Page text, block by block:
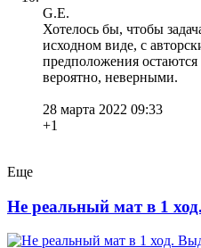
G.E.
Хотелось бы, чтобы
исходном виде, с
предположения
вероятно, неверными.
28 марта 2022 09:33
+1
Еще
Не реальный мат в 1